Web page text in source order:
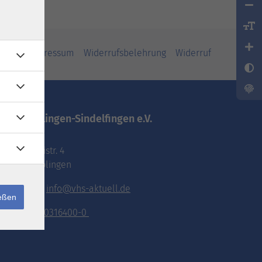
Impressum Widerrufsbelehrung Widerruf
vhs.Böblingen-Sindelfingen e.V.
Pestalozzistr. 4
71032 Böblingen
E-Mail: info@vhs-aktuell.de
Tel.: 070316400-0